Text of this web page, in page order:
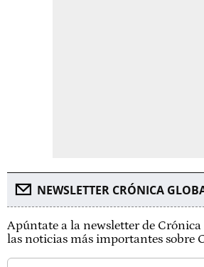
NEWSLETTER CRÓNICA
Apúntate a la newsletter de
las noticias más importantes sobre